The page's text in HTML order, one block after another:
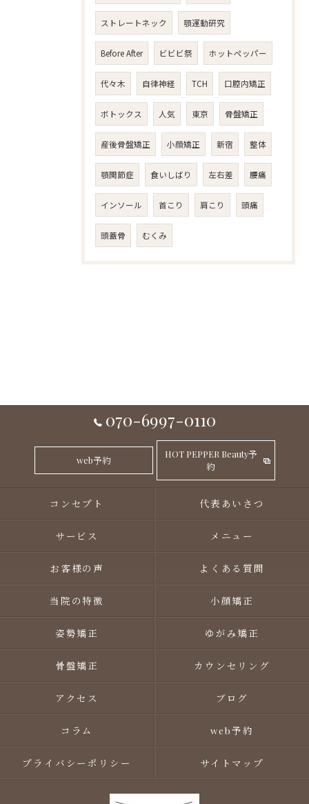
ストレートネック 顎運動研究
Before After ビビビ祭 ホットペッパー
代々木 自律神経 TCH 口腔内矯正
ボトックス 人気 東京 骨盤矯正
産後骨盤矯正 小顔矯正 新宿 整体
顎関節症 食いしばり 左右差 腰痛
インソール 首こり 肩こり 頭痛
頭蓋骨 むくみ
070-6997-0110
web予約
HOT PEPPER Beauty予
約
コンセプト 代表あいさつ
サービス メニュー
お客様の声 よくある質問
当院の特徴 小顔矯正
姿勢矯正 ゆがみ矯正
骨盤矯正 カウンセリング
アクセス ブログ
コラム web予約
プライバシーポリシー サイトマップ